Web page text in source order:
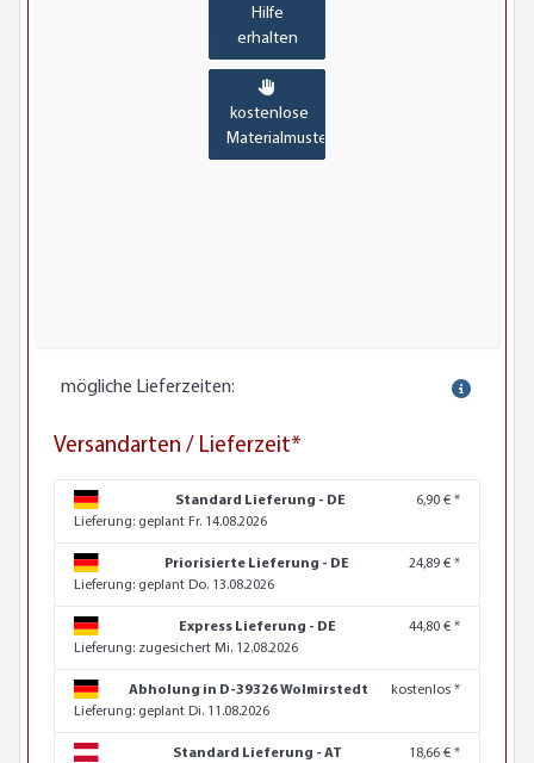
Hilfe
erhalten
kostenlose
Materialmuster
mögliche Lieferzeiten:
Versandarten / Lieferzeit*
Standard Lieferung - DE
6,90 € *
Lieferung: geplant Fr. 14.08.2026
Priorisierte Lieferung - DE
24,89 € *
Lieferung: geplant Do. 13.08.2026
Express Lieferung - DE
44,80 € *
Lieferung: zugesichert Mi. 12.08.2026
Abholung in D-39326 Wolmirstedt
kostenlos *
Lieferung: geplant Di. 11.08.2026
Standard Lieferung - AT
18,66 € *